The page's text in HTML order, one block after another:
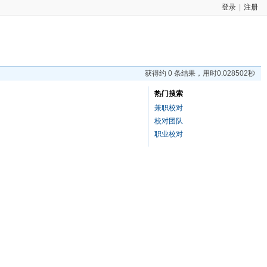
登录 注册
获得约 0 条结果，用时0.028502秒
热门搜索
兼职校对
校对团队
职业校对